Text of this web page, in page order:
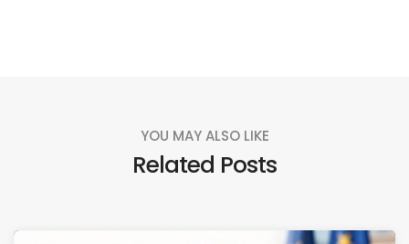
YOU MAY ALSO LIKE
Related Posts